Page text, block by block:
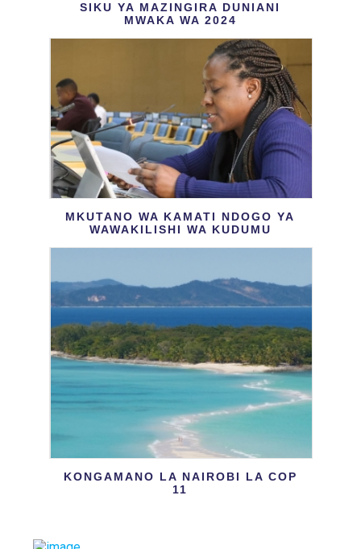
SIKU YA MAZINGIRA DUNIANI
MWAKA WA 2024
MKUTANO WA KAMATI NDOGO YA
WAWAKILISHI WA KUDUMU
KONGAMANO LA NAIROBI LA COP
11